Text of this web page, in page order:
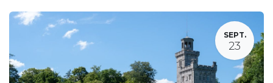
SEPT.
23